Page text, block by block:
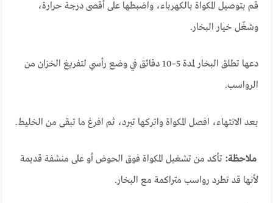
قم بتوصيل المكواة بالكهرباء، واضبطها على أقصى درجة حرارة،
وشغّل خيار البخار.
دعها تطلق البخار لمدة 5–10 دقائق في وضع رأسي لتفريغ الخزان من
الرواسب.
بعد الانتهاء، افصل المكواة واتركها تبرد، ثم افرغ ما تبقى من الخليط.
ملاحظة: تأكد من تشغيل المكواة فوق الحوض أو على منشفة قديمة
لأنها قد تطرد رواسب متراكمة مع البخار.